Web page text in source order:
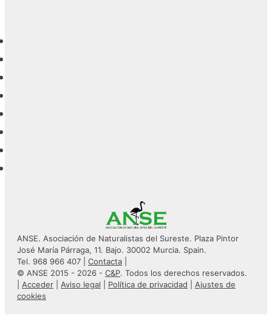
ANSE. Asociación de Naturalistas del Sureste. Plaza Pintor
José María Párraga, 11. Bajo. 30002 Murcia. Spain.
Tel. 968 966 407 | Contacta
© ANSE 2015 - 2026 - C&P. Todos los derechos reservados.
Acceder Aviso legal Política de privacidad
Ajustes de
cookies